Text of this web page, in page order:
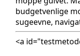
budgetvenlige
sugeevne,
<a